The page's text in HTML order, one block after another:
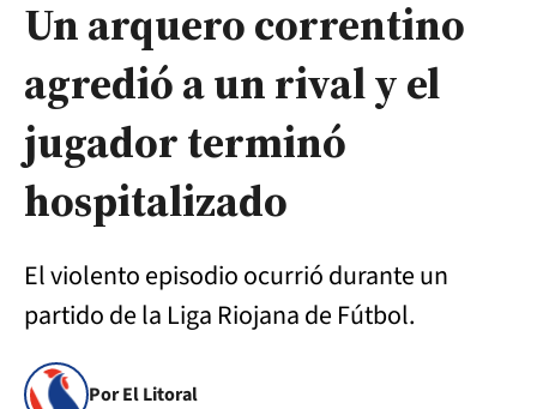
Un arquero correntino
agredió a un rival y el
jugador terminó
hospitalizado
El violento episodio ocurrió durante un
partido de la Liga Riojana de Fútbol.
Por El Litoral